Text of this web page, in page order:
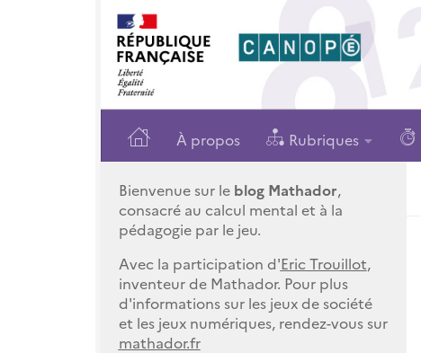
À propos Rubriques
Bienvenue sur le blog Mathador,
consacré au calcul mental et à la
pédagogie par le jeu.
Avec la participation d'Eric Trouillot,
inventeur de Mathador. Pour plus
d'informations sur les jeux de société
et les jeux numériques, rendez-vous sur
mathador.fr